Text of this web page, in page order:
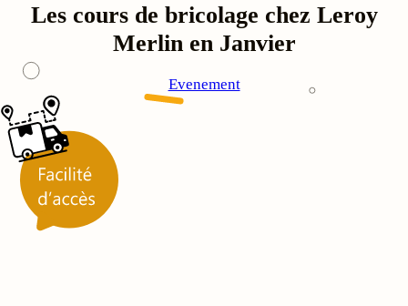
Les cours de bricolage chez Leroy
Merlin en Janvier
Evenement